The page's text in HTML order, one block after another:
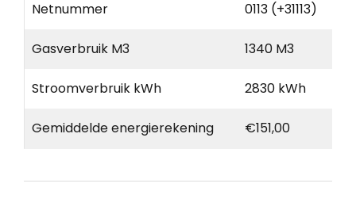
Netnummer 0113 (+31113)
Gasverbruik M3 1340 M3
Stroomverbruik kWh 2830 kWh
Gemiddelde energierekening €151,00